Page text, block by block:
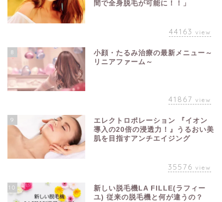
間で全身脱毛が可能に！！」
44163 view
8
小顔・たるみ治療の最新メニュー～
リニアファーム～
41867 view
9
エレクトロポレーション 『イオン
導入の20倍の浸透力！』うるおい美
肌を目指すアンチエイジング
35576 view
10
新しい脱毛機LA FILLE(ラフィー
ユ) 従来の脱毛機と何が違うの？